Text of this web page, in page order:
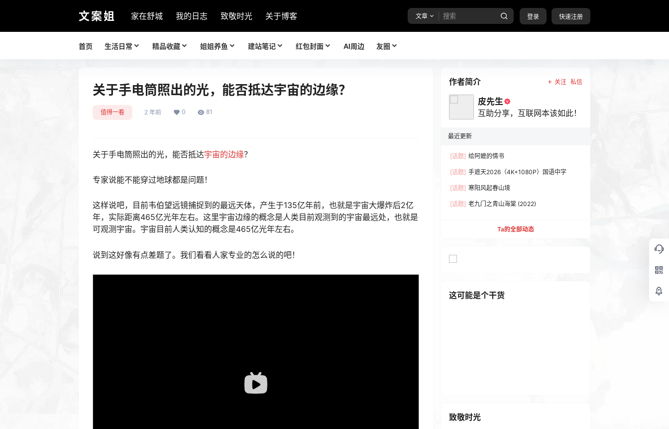
文案姐 家在舒城 我的日志 致敬时光 关于博客 文章 登录 快速注册
首页 生活日常 精品收藏 姐姐养鱼 建站笔记 红包封面 AI周边 友圈
关于手电筒照出的光，能否抵达宇宙的边缘？
值得一看 2 年前 0 81
关于手电筒照出的光，能否抵达宇宙的边缘？
专家说能不能穿过地球都是问题！
这样说吧，目前韦伯望远镜捕捉到的最远天体，产生于135亿年前，也就是宇宙大爆炸后2亿
年，实际距离465亿光年左右。这里宇宙边缘的概念是人类目前观测到的宇宙最远处，也就是
可观测宇宙。宇宙目前人类认知的概念是465亿光年左右。
说到这好像有点差题了。我们看看人家专业的怎么说的吧！
作者简介 关注 私信
皮先生
互助分享，互联网本该如此！
最近更新
[话题] 给阿嬷的情书
[话题] 手遮天2026（4K+1080P）国语中字
[话题] 寒阳风起春山境
[话题] 老九门之青山海棠 (2022)
Ta的全部动态
这可能是个干货
致敬时光